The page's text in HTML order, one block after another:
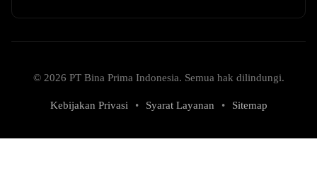
© 2026 PT Bina Prima Indonesia. Semua hak dilindungi.
Kebijakan Privasi • Syarat Layanan • Sitemap